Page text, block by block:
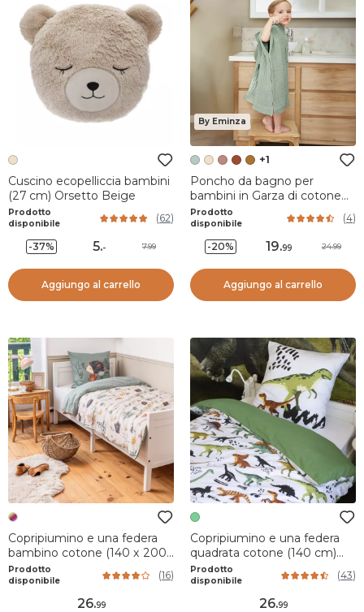
Cuscino ecopelliccia bambini
(27 cm) Orsetto Beige
Prodotto
disponibile
(62)
-37% 5.- 7.99
Aggiungo al carrello
By Eminza
+1
Poncho da bagno per
bambini in Garza di cotone
2/5 anni Gaia Verde eucalipto
Prodotto
disponibile
(4)
-20% 19.99 24.99
Aggiungo al carrello
Copripiumino e una federa
bambino cotone (140 x 200
cm) Polisson Multicolore
Prodotto
disponibile
(16)
26.99
Copripiumino e una federa
quadrata cotone (140 cm)
Cretace Verde
Prodotto
disponibile
(43)
26.99